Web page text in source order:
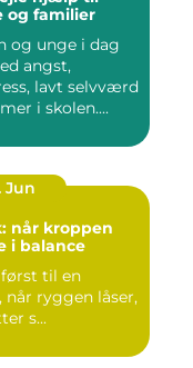
og familier
og unge i dag
angst,
lavt selvværd
i skolen....
Jun
når kroppen
i balance
til en
når ryggen låser,
s...